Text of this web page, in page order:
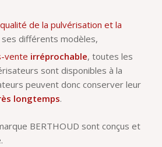
de la pulvérisation et la
ses différents modèles,
vente irréprochable, toutes les
sont disponibles à la
peuvent donc conserver leur
longtemps.
BERTHOUD sont conçus et